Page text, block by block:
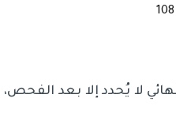
لا يُحدد إلا بعد الفحص،